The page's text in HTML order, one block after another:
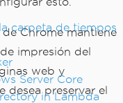
carpeta de tiempos
Server Core
in Lambda
Chrome mantiene
impresión del
web y
desea preservar el